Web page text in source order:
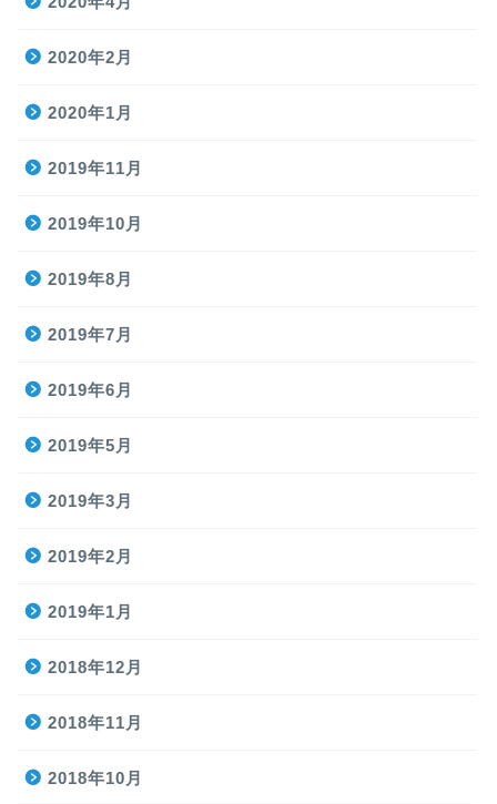
2020年2月
2020年1月
2019年11月
2019年10月
2019年8月
2019年7月
2019年6月
2019年5月
2019年3月
2019年2月
2019年1月
2018年12月
2018年11月
2018年10月